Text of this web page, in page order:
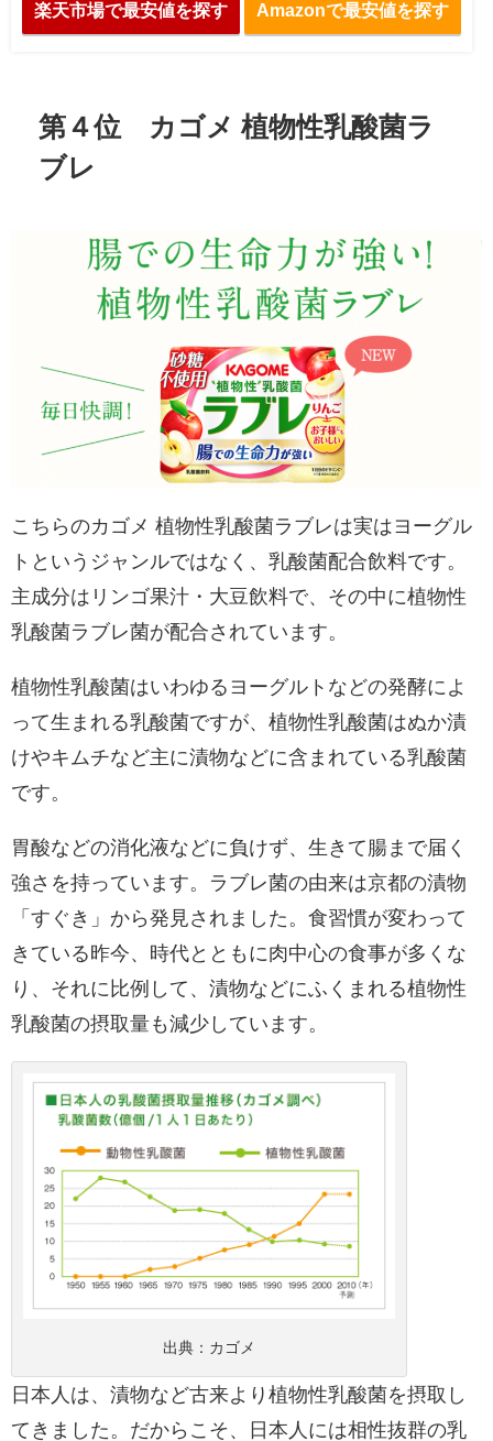
楽天市場で最安値を探す Amazonで最安値を探す
第４位 カゴメ 植物性乳酸菌ラ
ブレ
こちらのカゴメ 植物性乳酸菌ラブレは実はヨーグル
トというジャンルではなく、乳酸菌配合飲料です。
主成分はリンゴ果汁・大豆飲料で、その中に植物性
乳酸菌ラブレ菌が配合されています。
植物性乳酸菌はいわゆるヨーグルトなどの発酵によ
って生まれる乳酸菌ですが、植物性乳酸菌はぬか漬
けやキムチなど主に漬物などに含まれている乳酸菌
です。
胃酸などの消化液などに負けず、生きて腸まで届く
強さを持っています。ラブレ菌の由来は京都の漬物
「すぐき」から発見されました。食習慣が変わって
きている昨今、時代とともに肉中心の食事が多くな
り、それに比例して、漬物などにふくまれる植物性
乳酸菌の摂取量も減少しています。
出典： カゴメ
日本人は、漬物など古来より植物性乳酸菌を摂取し
てきました。だからこそ、日本人には相性抜群の乳